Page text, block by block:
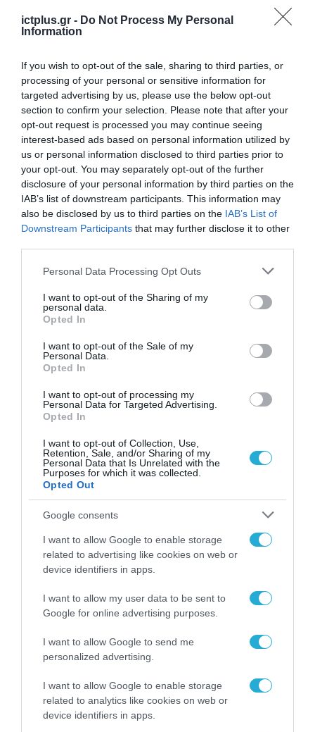
ictplus.gr - Do Not Process My Personal
Information
If you wish to opt-out of the sale, sharing to third parties, or
processing of your personal or sensitive information for
targeted advertising by us, please use the below opt-out
section to confirm your selection. Please note that after your
opt-out request is processed you may continue seeing
interest-based ads based on personal information utilized by
us or personal information disclosed to third parties prior to
your opt-out. You may separately opt-out of the further
disclosure of your personal information by third parties on the
IAB’s list of downstream participants. This information may
also be disclosed by us to third parties on the IAB’s List of
Downstream Participants that may further disclose it to other
Please note that this website/app uses one or more Google
not limited to your visit or usage behaviour. You may click to
grant or deny consent to Google and its third-party tags to
use your data for below specified purposes in below Google
consent section.
Personal Data Processing Opt Outs
I want to opt-out of the Sharing of my
personal data.
Opted In
I want to opt-out of the Sale of my
Personal Data.
Opted In
I want to opt-out of processing my
Personal Data for Targeted Advertising.
Opted In
I want to opt-out of Collection, Use,
Retention, Sale, and/or Sharing of my
Personal Data that Is Unrelated with the
Purposes for which it was collected.
Opted Out
Google consents
I want to allow Google to enable storage
related to advertising like cookies on web or
device identifiers in apps.
I want to allow my user data to be sent to
Google for online advertising purposes.
I want to allow Google to send me
personalized advertising.
I want to allow Google to enable storage
related to analytics like cookies on web or
device identifiers in apps.
ΠΛΗΡΟΦΟΡΙΚΗ
Την Δευτέρα ξεκινάει για τους
πολίτες το voucher των 200 ευρώ
– Δικαιούχοι και κριτήρια
01.04.2021
ΠΑΠΑΓΑΛΛΟΣ
Ποια πανδημία και ποια Astra
Zeneca; Εδώ μιλάμε για ένα
μύριο τεμάχια και «δουλίτσες»
με δισμυριόνια
29.03.2021